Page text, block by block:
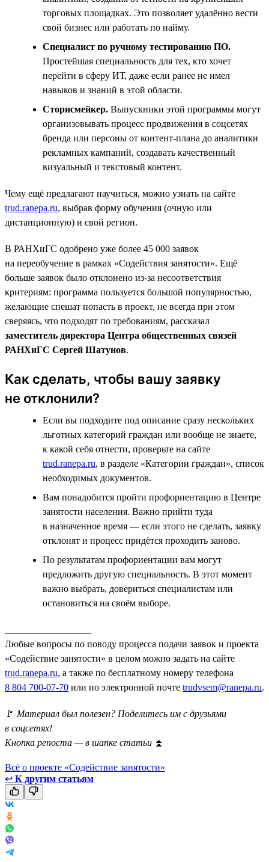
торговых площадках. Это позволяет удалённо вести
свой бизнес или работать по найму.
Специалист по ручному тестированию ПО.
Простейшая специальность для тех, кто хочет
перейти в сферу ИТ, даже если ранее не имел
навыков и знаний в этой области.
Сторисмейкер. Выпускники этой программы могут
организовывать процесс продвижения в соцсетях
бренда или персоны от контент-плана до аналитики
рекламных кампаний, создавать качественный
визуальный и текстовый контент.
Чему ещё предлагают научиться, можно узнать на сайте
trud.ranepa.ru, выбрав форму обучения (очную или
дистанционную) и свой регион.
В РАНХиГС одобрено уже более 45 000 заявок
на переобучение в рамках «Содействия занятости». Ещё
больше заявок было отклонено из-за несоответствия
критериям: программа пользуется большой популярностью,
желающие спешат попасть в проект, не всегда при этом
сверяясь, что подходят по требованиям, рассказал
заместитель директора Центра общественных связей
РАНХиГС Сергей Шатунов.
Как сделать, чтобы вашу заявку
не отклонили?
Если вы подходите под описание сразу нескольких
льготных категорий граждан или вообще не знаете,
к какой себя отнести, проверьте на сайте
trud.ranepa.ru, в разделе «Категории граждан», список
необходимых документов.
Вам понадобится пройти профориентацию в Центре
занятости населения. Важно прийти туда
в назначенное время — если этого не сделать, заявку
отклонят и процесс придётся проходить заново.
По результатам профориентации вам могут
предложить другую специальность. В этот момент
важно выбрать, довериться специалистам или
остановиться на своём выборе.
Любые вопросы по поводу процесса подачи заявок и проекта
«Содействие занятости» в целом можно задать на сайте
trud.ranepa.ru, а также по бесплатному номеру телефона
8 804 700-07-70 или по электронной почте trudvsem@ranepa.ru.
🚩 Материал был полезен? Поделитесь им с друзьями
в соцсетях!
Кнопка репоста — в шапке статьи ⏫
Всё о проекте «Содействие занятости»
↩ К другим статьям